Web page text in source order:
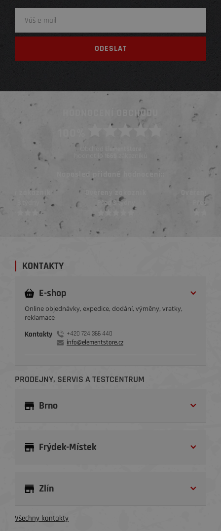
HODNOCENÍ OBCHODU
Obchod ElementStore
hodnotilo
Naposled přidané hodnocení::
Ověřený zákazník
Před 3 týdny
KONTAKTY
E-shop
Online objednávky, expedice, dodání, výměny, vratky,
reklamace
Kontakty
+420 724 366 440
info@elementstore.cz
PRODEJNY, SERVIS A TESTCENTRUM
Brno
Frýdek-Místek
Zlín
Všechny kontakty